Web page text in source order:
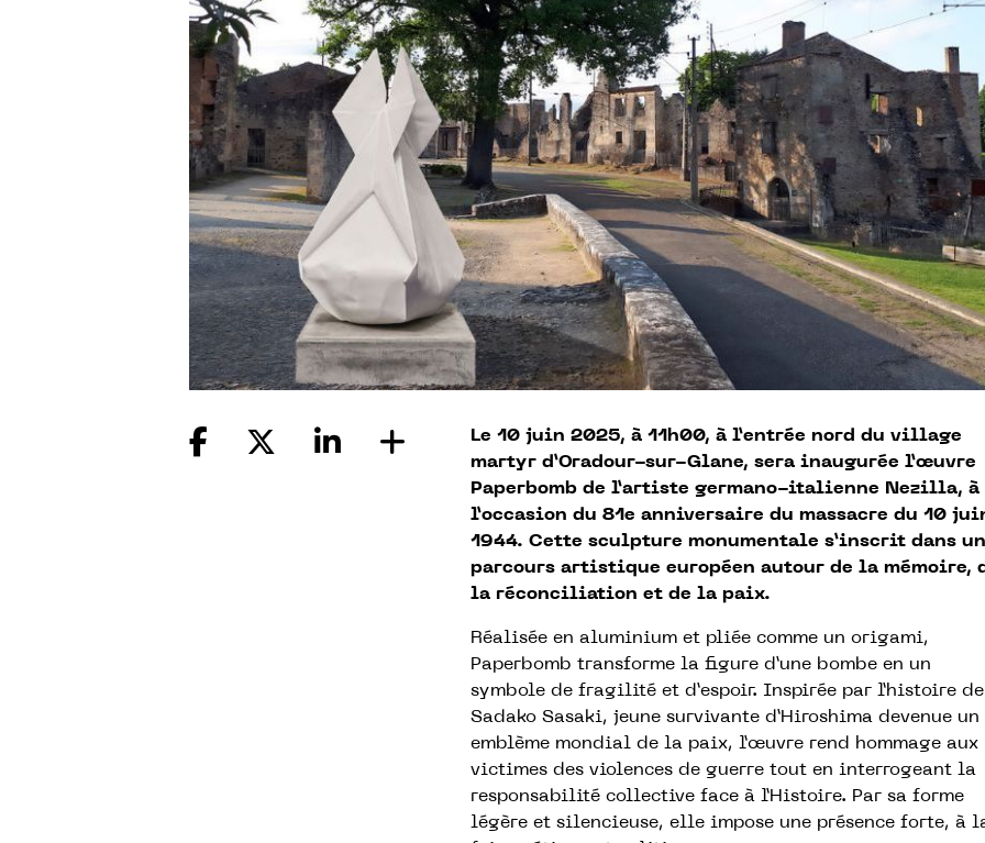
Le 10 juin 2025, à 11h00, à l’entrée nord du village
martyr d’Oradour-sur-Glane, sera inaugurée l’œuvre
Paperbomb de l’artiste germano-italienne Nezilla, à
l’occasion du 81e anniversaire du massacre du 10
1944. Cette sculpture monumentale s’inscrit dans un
parcours artistique européen autour de la mémoire,
la réconciliation et de la paix.
Réalisée en aluminium et pliée comme un origami,
Paperbomb transforme la figure d’une bombe en un
symbole de fragilité et d’espoir. Inspirée par l’histoire de
Sadako Sasaki, jeune survivante d’Hiroshima devenue un
emblème mondial de la paix, l’œuvre rend hommage aux
victimes des violences de guerre tout en interrogeant la
responsabilité collective face à l’Histoire. Par sa forme
légère et silencieuse, elle impose une présence forte, à